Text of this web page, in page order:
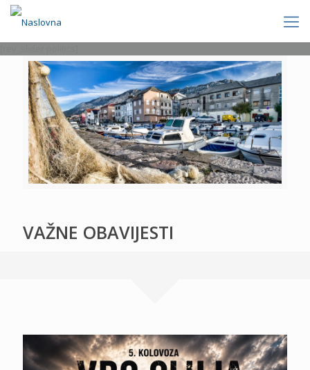
VAŽNE OBAVIJESTI